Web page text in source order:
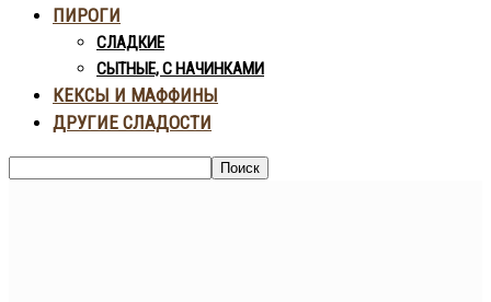
ПИРОГИ
СЛАДКИЕ
СЫТНЫЕ, С НАЧИНКАМИ
КЕКСЫ И МАФФИНЫ
ДРУГИЕ СЛАДОСТИ